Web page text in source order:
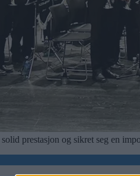
prestasjon og sikret seg en